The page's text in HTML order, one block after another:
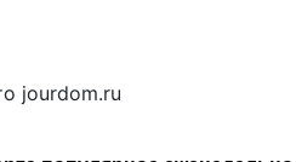
jourdom.ru